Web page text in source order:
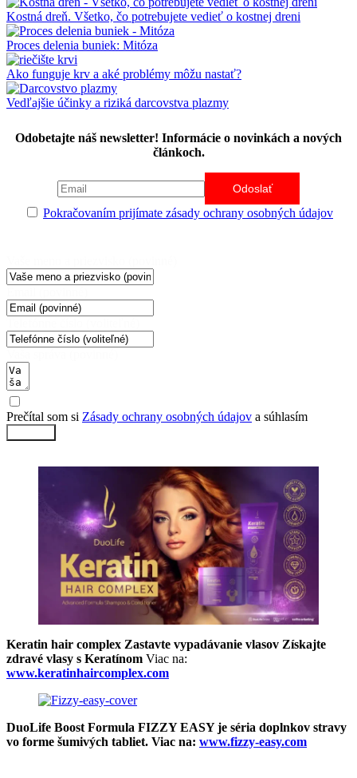
Kostná dreň. Všetko, čo potrebujete vedieť o kostnej dreni
Proces delenia buniek: Mitóza
Ako funguje krv a aké problémy môžu nastať?
Vedľajšie účinky a riziká darcovstva plazmy
Odobetajte náš newsletter! Informácie o novinkách a nových
článkoch.
Pokračovaním prijímate zásady ochrany osobných údajov
Prečítal som si Zásady ochrany osobných údajov a súhlasím
Keratin hair complex Zastavte vypadávanie vlasov Získajte
zdravé vlasy s Keratínom Viac na:
www.keratinhaircomplex.com
DuoLife Boost Formula FIZZY EASY je séria doplnkov stravy
vo forme šumivých tabliet. Viac na: www.fizzy-easy.com